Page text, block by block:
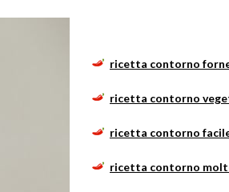
ricetta contorno
ricetta contorno
ricetta contorno
ricetta contorno